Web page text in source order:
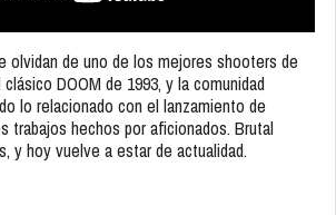
olvidan de uno de los mejores shooters de
DOOM de 1993, y la comunidad
lo relacionado con el lanzamiento de
trabajos hechos por aficionados. Brutal
y hoy vuelve a estar de actualidad.